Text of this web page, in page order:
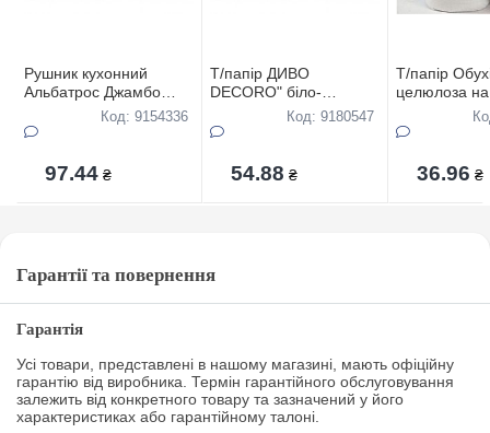
Рушник кухонний
Альбатрос Джамбо
мега пак СірийКод: 9154336
97.44 ₴
Т/папір ДИВО
DECORO" біло-
кольоровий целюл. по
4 рул. 2-шар., комплект
Код: 9180547
54.88 ₴
Т/папір
целюлоза на
4рул., 2-х
36.96 ₴
Гарантії та повернення
Гарантія
Усі товари, представлені в нашому магазині, мають офіційну
гарантію від виробника. Термін гарантійного обслуговування
залежить від конкретного товару та зазначений у його
характеристиках або гарантійному талоні.